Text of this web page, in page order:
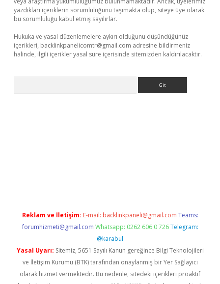
yazdıkları içeriklerin sorumluluğunu taşımakta olup, siteye üye olarak
bu sorumluluğu kabul etmiş sayılırlar.
Hukuka ve yasal düzenlemelere aykırı olduğunu düşündüğünüz
içerikleri, backlinkpanelicomtr@gmail.com adresine bildirmeniz
halinde, ilgili içerikler yasal süre içerisinde sitemizden kaldırılacaktır.
Reklam ve İletişim: E-mail: backlinkpaneli@gmail.com Teams:
forumhizmeti@gmail.com Whatsapp: 0262 606 0 726 Telegram:
@karabul
Yasal Uyarı: Sitemiz, 5651 Sayılı Kanun gereğince Bilgi Teknolojileri
ve İletişim Kurumu (BTK) tarafından onaylanmış bir Yer Sağlayıcı
olarak hizmet vermektedir. Bu nedenle, sitedeki içerikleri proaktif